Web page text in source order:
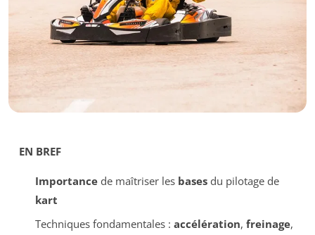
EN BREF
Importancede maîtriser les basesdu pilotage de
kart
Techniques fondamentales : accélération, freinage,